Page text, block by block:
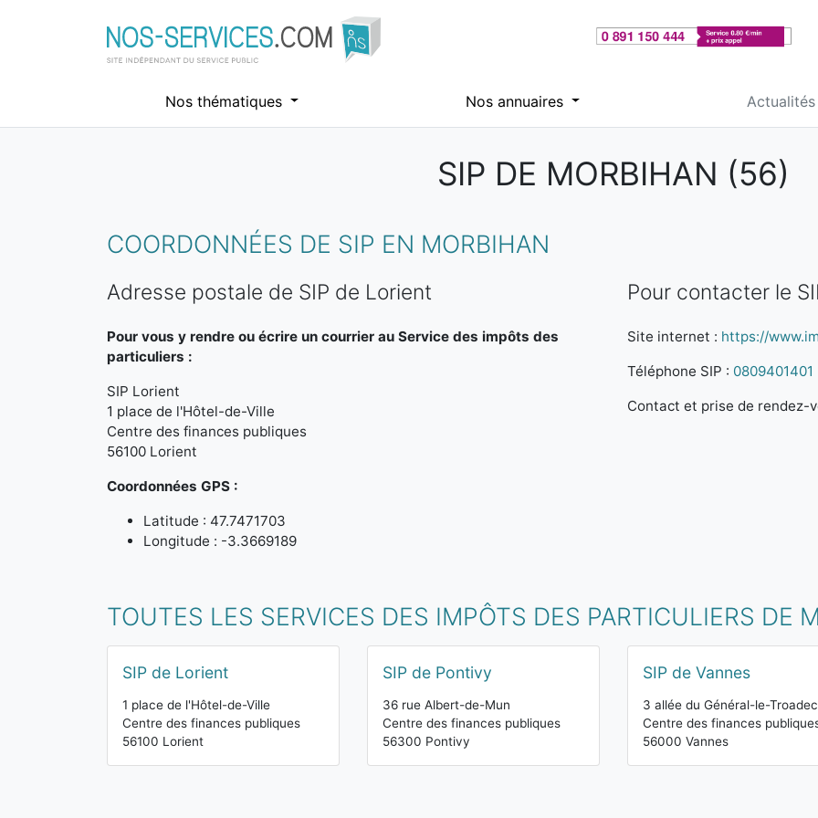
Nos thématiques Nos annuaires Actualités
SIP DE MORBIHAN (56)
COORDONNÉES DE SIP EN MORBIHAN
Adresse postale de SIP de Lorient
Pour vous y rendre ou écrire un courrier au Service des impôts des
particuliers :
SIP Lorient
1 place de l'Hôtel-de-Ville
Centre des finances publiques
56100 Lorient
Coordonnées GPS :
Latitude : 47.7471703
Longitude : -3.3669189
Pour contacter le
Site internet : https://
Téléphone SIP : 0809401401
Contact et prise de rendez-
TOUTES LES SERVICES DES IMPÔTS DES PARTICULIERS DE
SIP de Lorient
1 place de l'Hôtel-de-Ville
Centre des finances publiques
56100 Lorient
SIP de Pontivy
36 rue Albert-de-Mun
Centre des finances publiques
56300 Pontivy
SIP de Vannes
3 allée du Général-le-Troadec
Centre des finances
56000 Vannes